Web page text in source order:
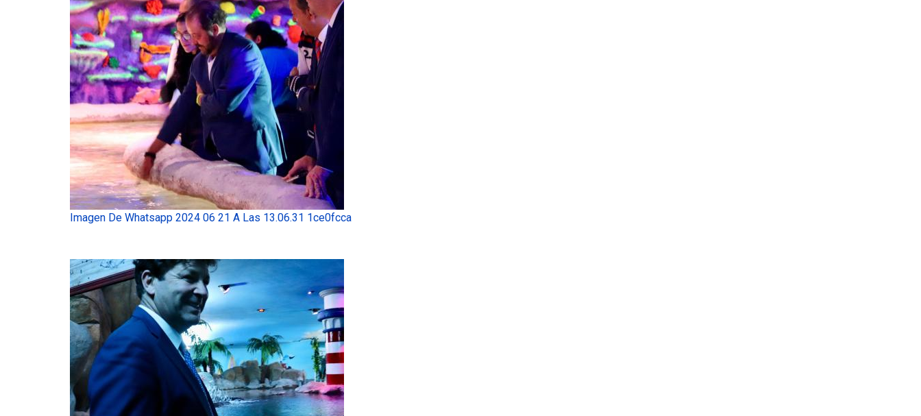
Imagen De Whatsapp 2024 06 21 A Las 13.06.31 1ce0fcca